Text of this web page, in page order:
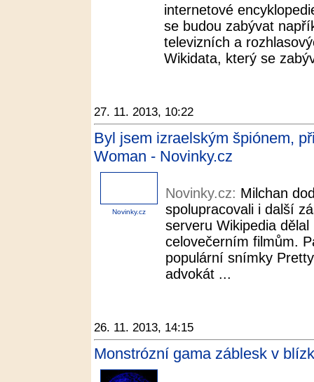
internetové
se budou zabývat
televizních a
Wikidata, který se
27. 11. 2013, 10:22
Byl jsem izraelským špiónem,
Woman - Novinky.cz
Novinky.cz
Novinky.cz: Milchan
spolupracovali i další
serveru Wikipedia
celovečerním filmům.
populární snímky
advokát ...
26. 11. 2013, 14:15
Monstrózní gama záblesk v